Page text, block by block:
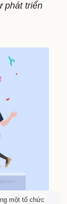
phát triển
một tổ chức